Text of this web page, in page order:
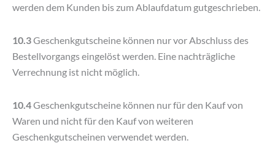
werden dem Kunden bis zum Ablaufdatum gutgeschrieben.
10.3Geschenkgutscheine können nur vor Abschluss des
Bestellvorgangs eingelöst werden. Eine nachträgliche
Verrechnung ist nicht möglich.
10.4Geschenkgutscheine können nur für den Kauf von
Waren und nicht für den Kauf von weiteren
Geschenkgutscheinen verwendet werden.